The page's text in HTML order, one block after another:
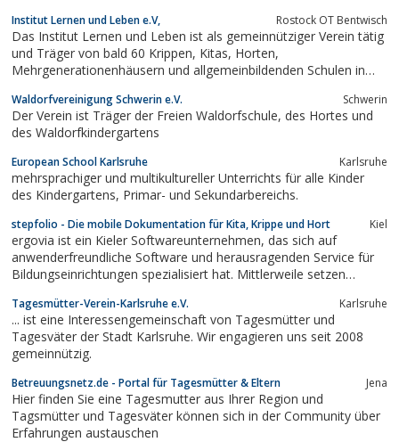
Institut Lernen und Leben e.V, Rostock OT Bentwisch
Das Institut Lernen und Leben ist als gemeinnütziger Verein tätig
und Träger von bald 60 Krippen, Kitas, Horten,
Mehrgenerationenhäusern und allgemeinbildenden Schulen in
Waldorfvereinigung Schwerin e.V. Schwerin
Der Verein ist Träger der Freien Waldorfschule, des Hortes und
des Waldorfkindergartens
European School Karlsruhe Karlsruhe
mehrsprachiger und multikultureller Unterrichts für alle Kinder
des Kindergartens, Primar- und Sekundarbereichs.
stepfolio - Die mobile Dokumentation für Kita, Krippe und Hort Kiel
ergovia ist ein Kieler Softwareunternehmen, das sich auf
anwenderfreundliche Software und herausragenden Service für
Bildungseinrichtungen spezialisiert hat. Mittlerweile setzen
unsere Produkte ein.Unsere Philosophie ist es, unseren Kunden
äußerst flexible Produkte...
Tagesmütter-Verein-Karlsruhe e.V. Karlsruhe
... ist eine Interessengemeinschaft von Tagesmütter und
Tagesväter der Stadt Karlsruhe. Wir engagieren uns seit 2008
gemeinnützig.
Betreuungsnetz.de - Portal für Tagesmütter & Eltern Jena
Hier finden Sie eine Tagesmutter aus Ihrer Region und
Tagsmütter und Tagesväter können sich in der Community über
Erfahrungen austauschen